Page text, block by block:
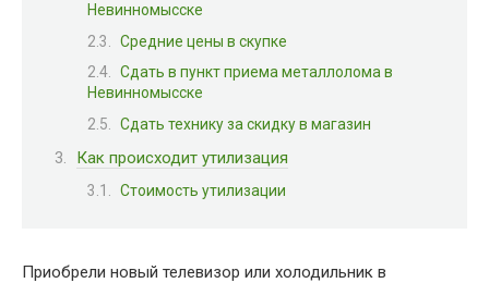
Невинномысске
Средние цены в скупке
Сдать в пункт приема металлолома в
Невинномысске
Сдать технику за скидку в магазин
Как происходит утилизация
Стоимость утилизации
Приобрели новый телевизор или холодильник в